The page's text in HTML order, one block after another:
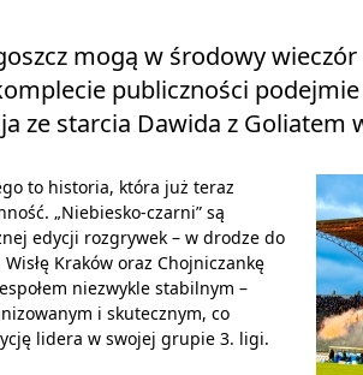
mogą w środowy
publiczności podejmie
ze starcia Dawida z Goliatem
to historia, która już teraz
„Niebiesko-czarni” są
edycji rozgrywek – w drodze do
Kraków oraz Chojniczankę
niezwykle stabilnym –
i skutecznym, co
lidera w swojej grupie 3. ligi.